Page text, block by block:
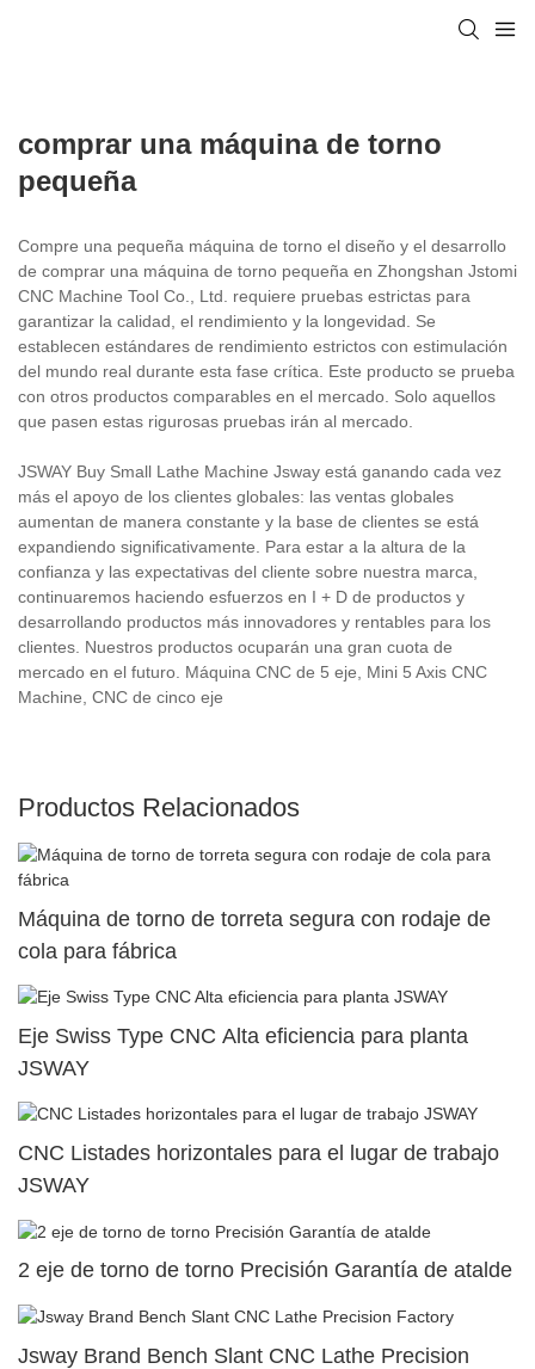
comprar una máquina de torno
pequeña
Compre una pequeña máquina de torno el diseño y el desarrollo
de comprar una máquina de torno pequeña en Zhongshan Jstomi
CNC Machine Tool Co., Ltd. requiere pruebas estrictas para
garantizar la calidad, el rendimiento y la longevidad. Se
establecen estándares de rendimiento estrictos con estimulación
del mundo real durante esta fase crítica. Este producto se prueba
con otros productos comparables en el mercado. Solo aquellos
que pasen estas rigurosas pruebas irán al mercado.
JSWAY Buy Small Lathe Machine Jsway está ganando cada vez
más el apoyo de los clientes globales: las ventas globales
aumentan de manera constante y la base de clientes se está
expandiendo significativamente. Para estar a la altura de la
confianza y las expectativas del cliente sobre nuestra marca,
continuaremos haciendo esfuerzos en I + D de productos y
desarrollando productos más innovadores y rentables para los
clientes. Nuestros productos ocuparán una gran cuota de
mercado en el futuro. Máquina CNC de 5 eje, Mini 5 Axis CNC
Machine, CNC de cinco eje
Productos Relacionados
Máquina de torno de torreta segura con rodaje de
cola para fábrica
Eje Swiss Type CNC Alta eficiencia para planta
JSWAY
CNC Listades horizontales para el lugar de trabajo
JSWAY
2 eje de torno de torno Precisión Garantía de atalde
Jsway Brand Bench Slant CNC Lathe Precision